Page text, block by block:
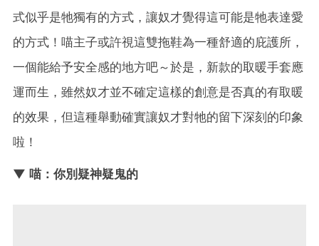
式似乎是牠獨有的方式，讓奴才覺得這可能是牠表達愛
的方式！喵主子或許視這雙拖鞋為一種舒適的庇護所，
一個能給予安全感的地方吧～於是，新款的取暖手套應
運而生，雖然奴才並不確定這樣的創意是否真的有取暖
的效果，但這種舉動確實讓奴才對牠的留下深刻的印象
啦！
▼ 喵：你別疑神疑鬼的